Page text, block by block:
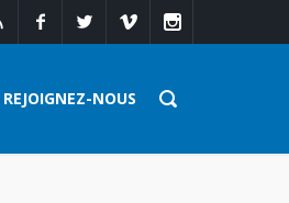
REJOIGNEZ-NOUS